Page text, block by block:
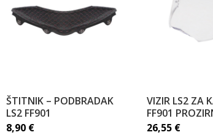
ŠTITNIK – PODBRADAK
LS2 FF901
8,90 €
VIZIR LS2 ZA
FF901
26,55 €